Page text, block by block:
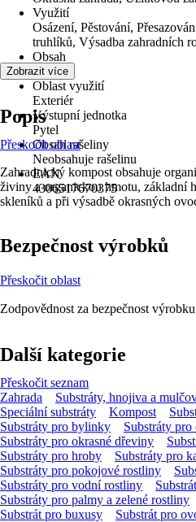
Využití
Osázení, Pěstování,
truhlíků, Výsadba zahradních
Obsah
50 l
Oblast využití
Exteriér
Výstupní jednotka
Pytel
Obsah rašeliny
Neobsahuje rašelinu
EAN
4306517670375
Zobrazit více
Popis
Přeskočit oblast
Zahradnický kompost obsahuje
živiny a organickou hmotu, základní
skleníků a při výsadbě okrasných
Bezpečnost výrobků
Přeskočit oblast
Zodpovědnost za bezpečnost
Další kategorie
Přeskočit seznam
Zahrada
Substráty, hnojiva a
Speciální substráty
Kompost
Substráty pro bylinky
Substráty pro
Substráty pro okrasné dřeviny
Substráty pro hroby
Substráty pro
Substráty pro pokojové rostliny
Substráty pro vodní rostliny
Substráty pro palmy a zelené rostliny
Substrát pro buxusy
Substrát pro